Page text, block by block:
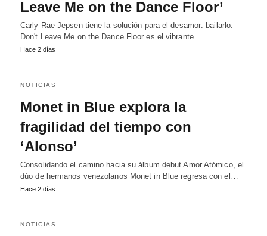
Leave Me on the Dance Floor’
Carly Rae Jepsen tiene la solución para el desamor: bailarlo.
Don't Leave Me on the Dance Floor es el vibrante…
Hace 2 días
NOTICIAS
Monet in Blue explora la
fragilidad del tiempo con
‘Alonso’
Consolidando el camino hacia su álbum debut Amor Atómico, el
dúo de hermanos venezolanos Monet in Blue regresa con el…
Hace 2 días
NOTICIAS